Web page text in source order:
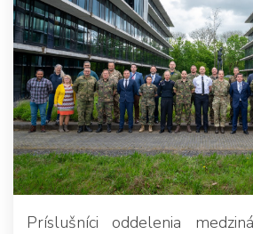
Príslušníci oddelenia